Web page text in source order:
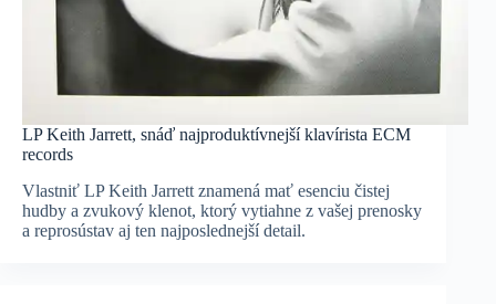
LP Keith Jarrett, snáď najproduktívnejší klavírista ECM
records
Vlastniť LP Keith Jarrett znamená mať esenciu čistej
hudby a zvukový klenot, ktorý vytiahne z vašej prenosky
a reprosústav aj ten najposlednejší detail.